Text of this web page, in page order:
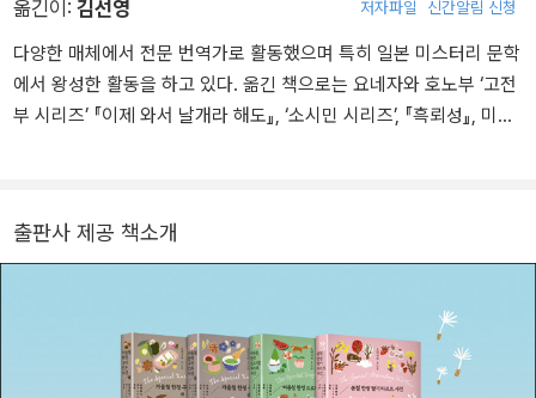
쓰다가 도쿄로 나오면서 전업 작가가 된다. 클로즈드 서클을 그린 신
섯 개의 리들 스토리 『추상오단장』으로 제63회 일본 추리작가협회상
후보와 제10회 본격 미스터리 대상 후보에 올랐다. 판타지와 본격 미
스터리가 절묘하게 어우러진 『부러진 용골』로 제64회 일본 추리작가
터리가 대단하다!’, ‘미스터리가 읽고 싶다’, ‘《주간분슌》 미스터리 베
성해 작품성과 대중성을 고루 갖춘 미스터리 제왕임을 공고히 했다.
2016년 역시 『진실의 10미터 앞』으로 ‘미스터리가 읽고 싶다’ 1위,
‘《주간분슌》 미스터리 베스트 10’ 2위를 비롯, 각종 미스터리 랭킹에
옮긴이: 김선영 저자파일 신간알림 신청
다양한 매체에서 전문 번역가로 활동했으며 특히 일본 미스터리 문학
에서 왕성한 활동을 하고 있다. 옮긴 책으로는 요네자와 호노부 ‘고전
부 시리즈’ 『이제 와서 날개라 해도』, ‘소시민 시리즈’, 『흑뢰성』, 미나
히가시노 게이고 『가공범』 등이 있다.
출판사 제공 책소개